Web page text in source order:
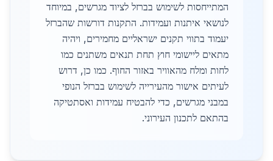
המתייחסות לשימוש בברזל לציוד מגרשים, במיוחד
לנושאי איתנות ועמידות. התקנות דורשות שהברזל
יעמוד בתווי תקנים ישראליים מחמירים, ויהיה
מתאים ליישומי חוץ תחת תנאים משתנים כמו
לחות ומלח מהאוויר באזור החוף. כמו כן, דרוש
לעיתים אישור מהעירייה לשימוש בברזל הנופי
במבני מגרשים, כדי להבטיח עמידות ואסתטיקה
בהתאם לתכנון העירוני.